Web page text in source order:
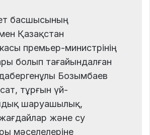
басшысының
Қазақстан
премьер-министрінің
болып тағайындалған
Бозымбаев
тұрғын үй-
шаруашылық,
және су
мәселелеріне